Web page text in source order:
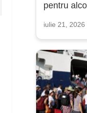
pentru
iulie 21, 2026